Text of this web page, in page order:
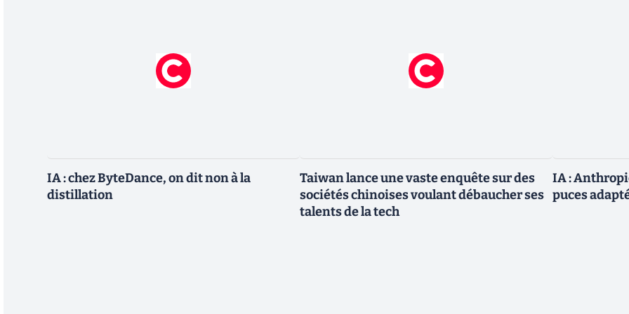
IA : chez ByteDance, on dit non à la
distillation
Taiwan lance une vaste enquête sur des
sociétés chinoises voulant débaucher ses
talents de la tech
IA :
puces